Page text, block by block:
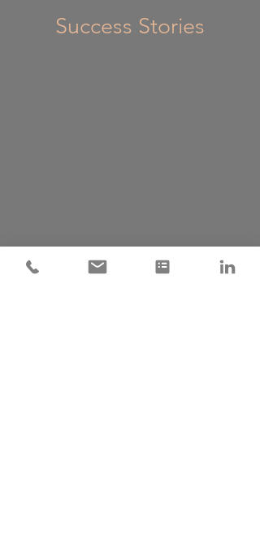
Success Stories